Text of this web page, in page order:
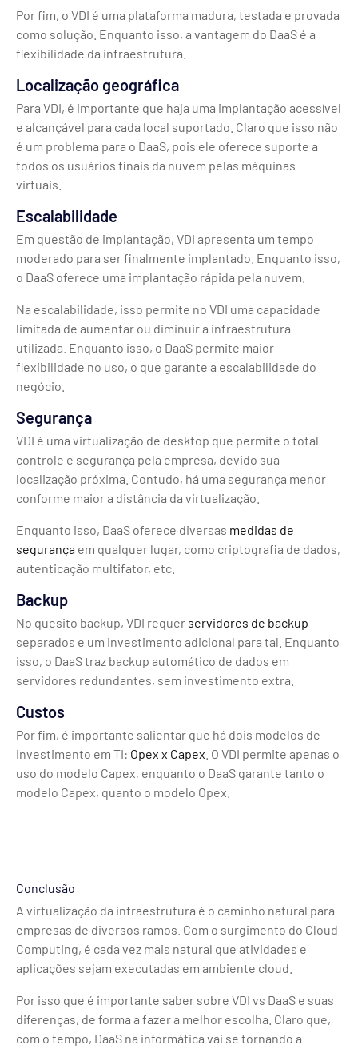
Por fim, o VDI é uma plataforma madura, testada e provada
como solução. Enquanto isso, a vantagem do DaaS é a
flexibilidade da infraestrutura.
Localização geográfica
Para VDI, é importante que haja uma implantação acessível
e alcançável para cada local suportado. Claro que isso não
é um problema para o DaaS, pois ele oferece suporte a
todos os usuários finais da nuvem pelas máquinas
virtuais.
Escalabilidade
Em questão de implantação, VDI apresenta um tempo
moderado para ser finalmente implantado. Enquanto isso,
o DaaS oferece uma implantação rápida pela nuvem.
Na escalabilidade, isso permite no VDI uma capacidade
limitada de aumentar ou diminuir a infraestrutura
utilizada. Enquanto isso, o DaaS permite maior
flexibilidade no uso, o que garante a escalabilidade do
negócio.
Segurança
VDI é uma virtualização de desktop que permite o total
controle e segurança pela empresa, devido sua
localização próxima. Contudo, há uma segurança menor
conforme maior a distância da virtualização.
Enquanto isso, DaaS oferece diversas medidas de
segurança em qualquer lugar, como criptografia de dados,
autenticação multifator, etc.
Backup
No quesito backup, VDI requer servidores de backup
separados e um investimento adicional para tal. Enquanto
isso, o DaaS traz backup automático de dados em
servidores redundantes, sem investimento extra.
Custos
Por fim, é importante salientar que há dois modelos de
investimento em TI: Opex x Capex . O VDI permite apenas o
uso do modelo Capex, enquanto o DaaS garante tanto o
modelo Capex, quanto o modelo Opex.
Conclusão
A virtualização da infraestrutura é o caminho natural para
empresas de diversos ramos. Com o surgimento do Cloud
Computing, é cada vez mais natural que atividades e
aplicações sejam executadas em ambiente cloud.
Por isso que é importante saber sobre VDI vs DaaS e suas
diferenças, de forma a fazer a melhor escolha. Claro que,
com o tempo, DaaS na informática vai se tornando a